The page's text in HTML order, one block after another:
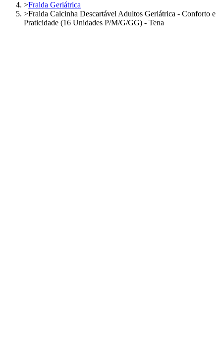
>Fralda Geriátrica
>Fralda Calcinha Descartável Adultos Geriátrica - Conforto e
Praticidade (16 Unidades P/M/G/GG) - Tena